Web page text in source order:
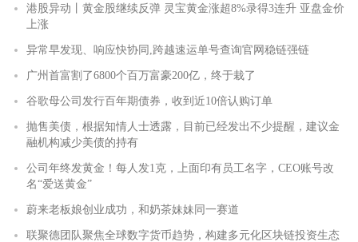
港股异动丨黄金股继续反弹 灵宝黄金涨超8%录得3连升 亚盘金价
上涨
异常早发现、响应快协同,跨越速运单号查询官网稳链强链
广州首富割了6800个百万富豪200亿，终于栽了
谷歌母公司发行百年期债券，收到近10倍认购订单
抛售美债，根据知情人士透露，目前已经发出不少提醒，建议金
融机构减少美债的持有
公司年终发黄金！每人发1克，上面印有员工名字，CEO账号改
名“爱送黄金”
蔚来老板娘创业成功，和奶茶妹妹同一赛道
联聚德团队聚焦全球数字货币趋势，构建多元化区块链投资生态